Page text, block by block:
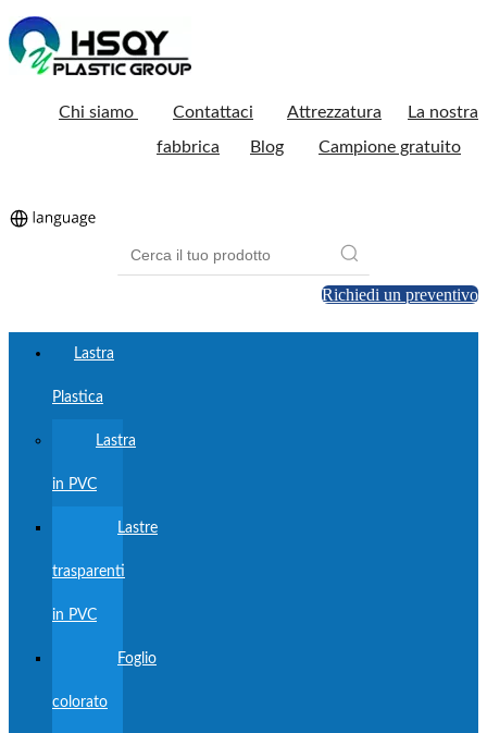
Chi siamo Contattaci Attrezzatura
La nostra
fabbrica
Blog Campione gratuito
Richiedi un preventivo
Lastra
Plastica
Lastra
in PVC
Lastre
trasparenti
in PVC
Foglio
colorato